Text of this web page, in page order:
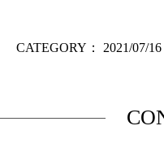
CATEGORY： 2021/07/16